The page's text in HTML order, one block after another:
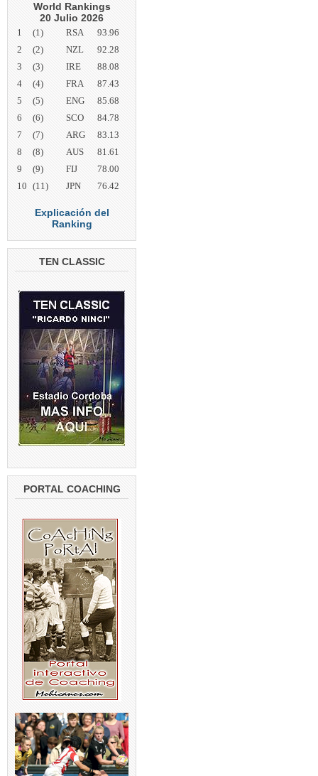
World Rankings
20 Julio 2026
1 (1) RSA
93.96
2
(2) NZL
92.28
3
(3) IRE
88.08
4
(4) FRA
87.43
5
(5) ENG
85.68
6
(6) SCO
84.78
7
(7) ARG
83.13
8
(8) AUS
81.61
9
(9) FIJ
78.00
10 (11) JPN 76.42
Explicación del
Ranking
TEN CLASSIC
PORTAL COACHING